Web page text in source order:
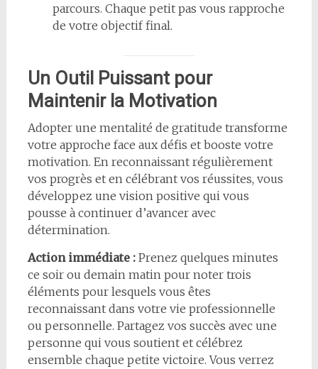
parcours. Chaque petit pas vous rapproche
de votre objectif final.
Un Outil Puissant pour
Maintenir la Motivation
Adopter une mentalité de gratitude transforme
votre approche face aux défis et booste votre
motivation. En reconnaissant régulièrement
vos progrès et en célébrant vos réussites, vous
développez une vision positive qui vous
pousse à continuer d’avancer avec
détermination.
Action immédiate :Prenez quelques minutes
ce soir ou demain matin pour noter trois
éléments pour lesquels vous êtes
reconnaissant dans votre vie professionnelle
ou personnelle. Partagez vos succès avec une
personne qui vous soutient et célébrez
ensemble chaque petite victoire. Vous verrez